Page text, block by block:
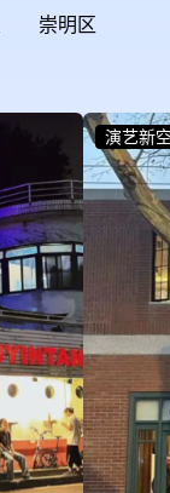
崇明区
演艺新